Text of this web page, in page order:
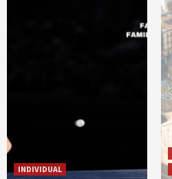
INDIVIDUAL